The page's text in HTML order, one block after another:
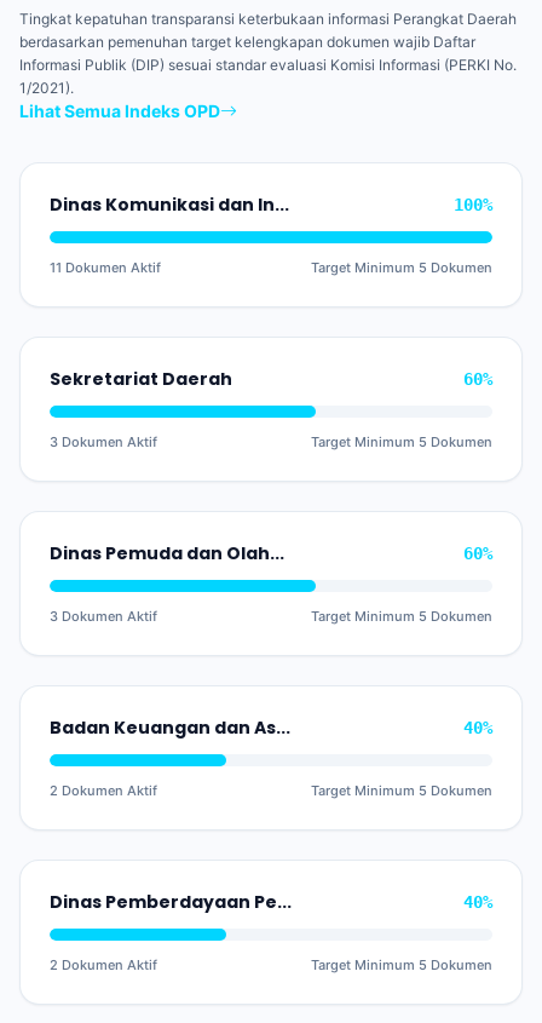
Tingkat kepatuhan transparansi keterbukaan informasi Perangkat Daerah
berdasarkan pemenuhan target kelengkapan dokumen wajib Daftar
Informasi Publik (DIP) sesuai standar evaluasi Komisi Informasi (PERKI No.
1/2021).
Lihat Semua Indeks OPD
Dinas Komunikasi dan Informatika 100%
11 Dokumen Aktif Target Minimum 5 Dokumen
Sekretariat Daerah 60%
3 Dokumen Aktif Target Minimum 5 Dokumen
Dinas Pemuda dan Olahraga 60%
3 Dokumen Aktif Target Minimum 5 Dokumen
Badan Keuangan dan Aset Daerah 40%
2 Dokumen Aktif Target Minimum 5 Dokumen
Dinas Pemberdayaan Perempuan, Perlindungan Anak dan Keluarga Berencana 40%
2 Dokumen Aktif Target Minimum 5 Dokumen